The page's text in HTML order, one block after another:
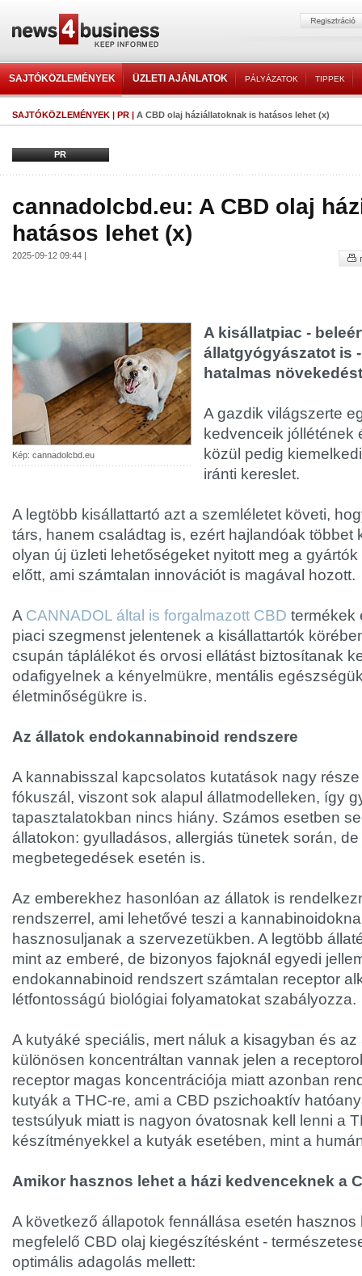
SAJTÓKÖZLEMÉNYEK ÜZLETI AJÁNLATOK PÁLYÁZATOK TIPPEK
SAJTÓKÖZLEMÉNYEK | PR | A CBD olaj háziállatoknak is hatásos lehet (x)
PR
cannadolcbd.eu: A CBD olaj
hatásos lehet (x)
2025-09-12 09:44 |
Kép: cannadolcbd.eu
A kisállatpiac -
állatgyógyászatot is
hatalmas
A gazdik világszerte
kedvenceik jóllétének
közül pedig
iránti kereslet.
A legtöbb kisállattartó azt a szemléletet követi,
társ, hanem családtag is, ezért hajlandóak többet
olyan új üzleti lehetőségeket nyitott meg a
előtt, ami számtalan innovációt is magával hozott.
A CANNADOL által is forgalmazott CBD termékek
piaci szegmenst jelentenek a kisállattartók
csupán táplálékot és orvosi ellátást biztosítanak
odafigyelnek a kényelmükre, mentális
életminőségükre is.
Az állatok endokannabinoid rendszere
A kannabisszal kapcsolatos kutatások nagy
fókuszál, viszont sok alapul állatmodelleken, így
tapasztalatokban nincs hiány. Számos esetben
állatokon: gyulladásos, allergiás tünetek során,
megbetegedések esetén is.
Az emberekhez hasonlóan az állatok is
rendszerrel, ami lehetővé teszi a
hasznosuljanak a szervezetükben. A legtöbb
mint az emberé, de bizonyos fajoknál egyedi
endokannabinoid rendszert számtalan receptor
létfontosságú biológiai folyamatokat szabályozza.
A kutyáké speciális, mert náluk a kisagyban és
különösen koncentráltan vannak jelen a
receptor magas koncentrációja miatt azonban
kutyák a THC-re, ami a CBD pszichoaktív
testsúlyuk miatt is nagyon óvatosnak kell lenni a
készítményekkel a kutyák esetében, mint a
Amikor hasznos lehet a házi kedvenceknek a
A következő állapotok fennállása esetén hasznos
megfelelő CBD olaj kiegészítésként -
optimális adagolás mellett: